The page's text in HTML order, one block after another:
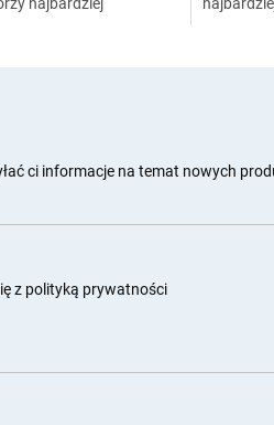
ci informacje na temat nowych
z polityką prywatności